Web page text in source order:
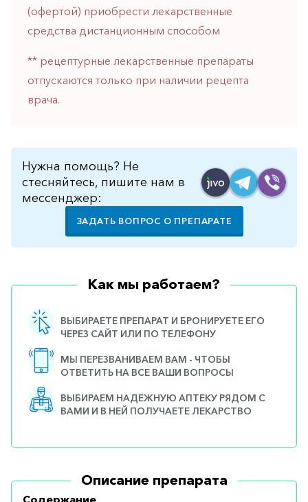
(офертой) приобрести лекарственные
средства дистанционным способом
** рецептурные лекарственные препараты
отпускаются только при наличии рецепта
врача.
Нужна помощь? Не
стесняйтесь, пишите нам в
мессенджер:
ЗАДАТЬ ВОПРОС О ПРЕПАРАТЕ
Как мы работаем?
ВЫБИРАЕТЕ ПРЕПАРАТ И БРОНИРУЕТЕ ЕГО
ЧЕРЕЗ САЙТ ИЛИ ПО ТЕЛЕФОНУ
МЫ ПЕРЕЗВАНИВАЕМ ВАМ - ЧТОБЫ
ОТВЕТИТЬ НА ВСЕ ВАШИ ВОПРОСЫ
ВЫБИРАЕМ НАДЕЖНУЮ АПТЕКУ РЯДОМ С
ВАМИ И В НЕЙ ПОЛУЧАЕТЕ ЛЕКАРСТВО
Описание препарата